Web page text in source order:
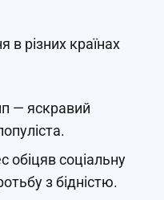
в різних країнах
— яскравий
обіцяв соціальну
з бідністю.